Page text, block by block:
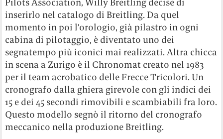
Pilots Association, Willy Breitling decise di
inserirlo nel catalogo di Breitling. Da quel
momento in poi l’orologio, già pilastro in ogni
cabina di pilotaggio, è diventato uno dei
segnatempo più iconici mai realizzati. Altra chicca
in scena a Zurigo è il Chronomat creato nel 1983
per il team acrobatico delle Frecce Tricolori. Un
cronografo dalla ghiera girevole con gli indici dei
15 e dei 45 secondi rimovibili e scambiabili fra loro.
Questo modello segnò il ritorno del cronografo
meccanico nella produzione Breitling.